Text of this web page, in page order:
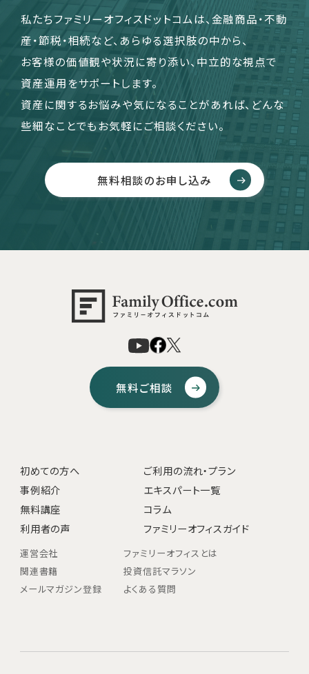
私たちファミリーオフィスドットコムは、金融商品・不動
産・節税・相続など、あらゆる選択肢の中から、
お客様の価値観や状況に寄り添い、中立的な視点で
資産運用をサポートします。
資産に関するお悩みや気になることがあれば、どんな
些細なことでもお気軽にご相談ください。
無料相談のお申し込み
無料ご相談
初めての方へ
ご利用の流れ・プラン
事例紹介
エキスパート一覧
無料講座
コラム
利用者の声
ファミリーオフィスガイド
運営会社
ファミリーオフィスとは
関連書籍
投資信託マラソン
メールマガジン登録
よくある質問